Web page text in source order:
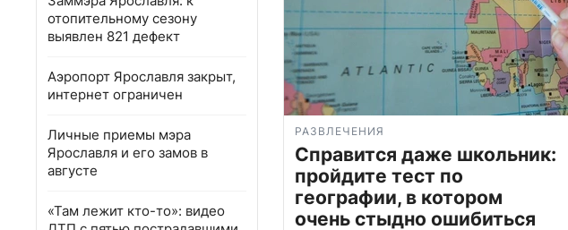
отопительному сезону
выявлен 821 дефект
Аэропорт Ярославля закрыт,
интернет ограничен
Личные приемы мэра
Ярославля и его замов в
августе
«Там лежит кто-то»: видео
РАЗВЛЕЧЕНИЯ
Справится даже школьник:
пройдите тест по
географии, в котором
очень стыдно ошибиться